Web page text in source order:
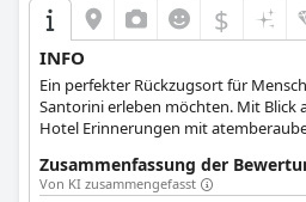
$
INFO
Ein perfekter Rückzugsort für
Santorini erleben möchten. Mit Blick
Hotel Erinnerungen mit
Meer.
Zusammenfassung der
Von KI zusammengefasst